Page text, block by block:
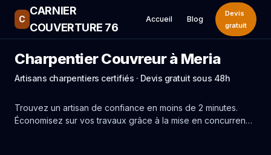
C
CARNIER
COUVERTURE 76
Accueil Blog
Devis
gratuit
Charpentier Couvreur à Meria
Artisans charpentiers certifiés · Devis gratuit sous 48h
Trouvez un artisan de confiance en moins de 2 minutes.
Économisez sur vos travaux grâce à la mise en concurrence